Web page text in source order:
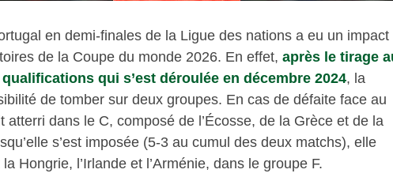
en demi-finales de la Ligue des nations a eu un impact
de la Coupe du monde 2026. En effet, après le tirage
qui s’est déroulée en décembre 2024, la
de tomber sur deux groupes. En cas de défaite face au
atterri dans le C, composé de l’Écosse, de la Grèce et de la
s’est imposée (5-3 au cumul des deux matchs), elle
Hongrie, l’Irlande et l’Arménie, dans le groupe F.